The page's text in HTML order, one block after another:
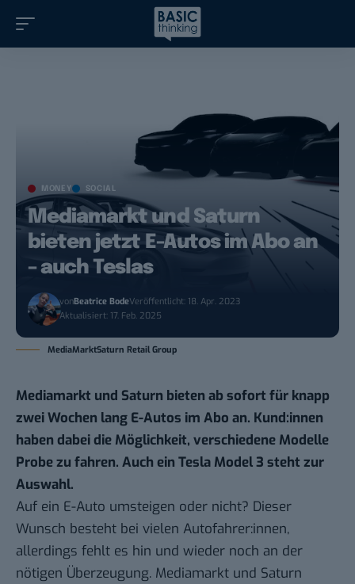
MONEY SOCIAL
Mediamarkt und Saturn
bieten jetzt E-Autos im Abo an
– auch Teslas
vonBeatrice BodeVeröffentlicht: 18. Apr. 2023
Aktualisiert: 17. Feb. 2025
MediaMarktSaturn Retail Group
Mediamarkt und Saturn bieten ab sofort für knapp
zwei Wochen lang E-Autos im Abo an. Kund:innen
haben dabei die Möglichkeit, verschiedene Modelle
Probe zu fahren. Auch ein Tesla Model 3 steht zur
Auswahl.
Auf ein E-Auto umsteigen oder nicht? Dieser
Wunsch besteht bei vielen Autofahrer:innen,
allerdings fehlt es hin und wieder noch an der
nötigen Überzeugung. Mediamarkt und Saturn